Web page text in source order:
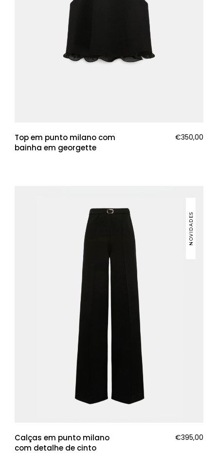
Top em punto milano com
bainha em georgette
€350,00
NOVIDADES
Calças em punto milano
com detalhe de cinto
€395,00